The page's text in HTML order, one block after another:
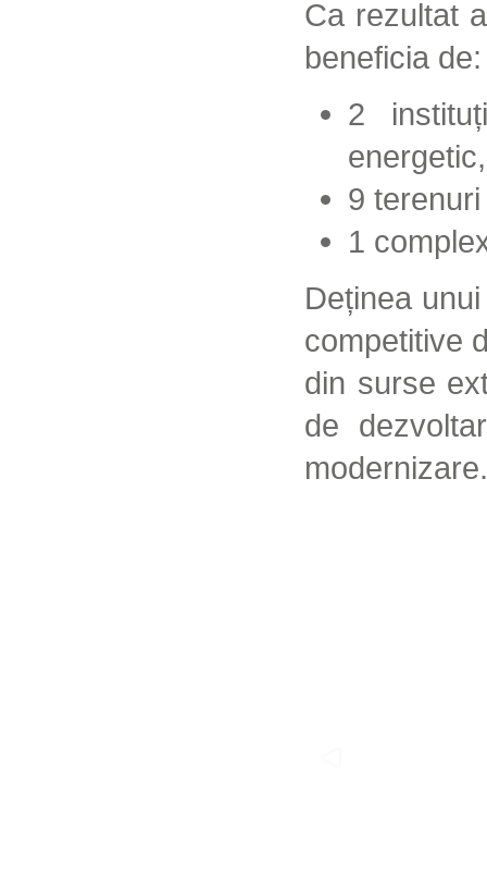
Ca rezultat
beneficia de:
2
energetic,
9
1
Deținea
competitive
din surse
de
modernizare.